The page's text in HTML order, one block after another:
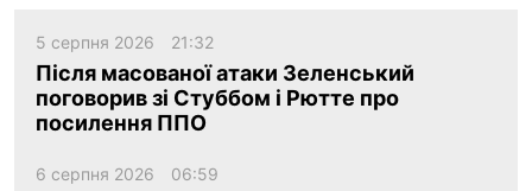
5 серпня 2026 21:32
Після масованої атаки Зеленський
поговорив зі Стуббом і Рютте про
посилення ППО
6 серпня 2026 06:59